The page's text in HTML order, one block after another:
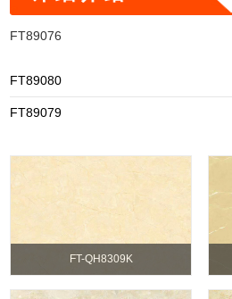
FT89076
FT89080
FT89079
FT-QH8309K